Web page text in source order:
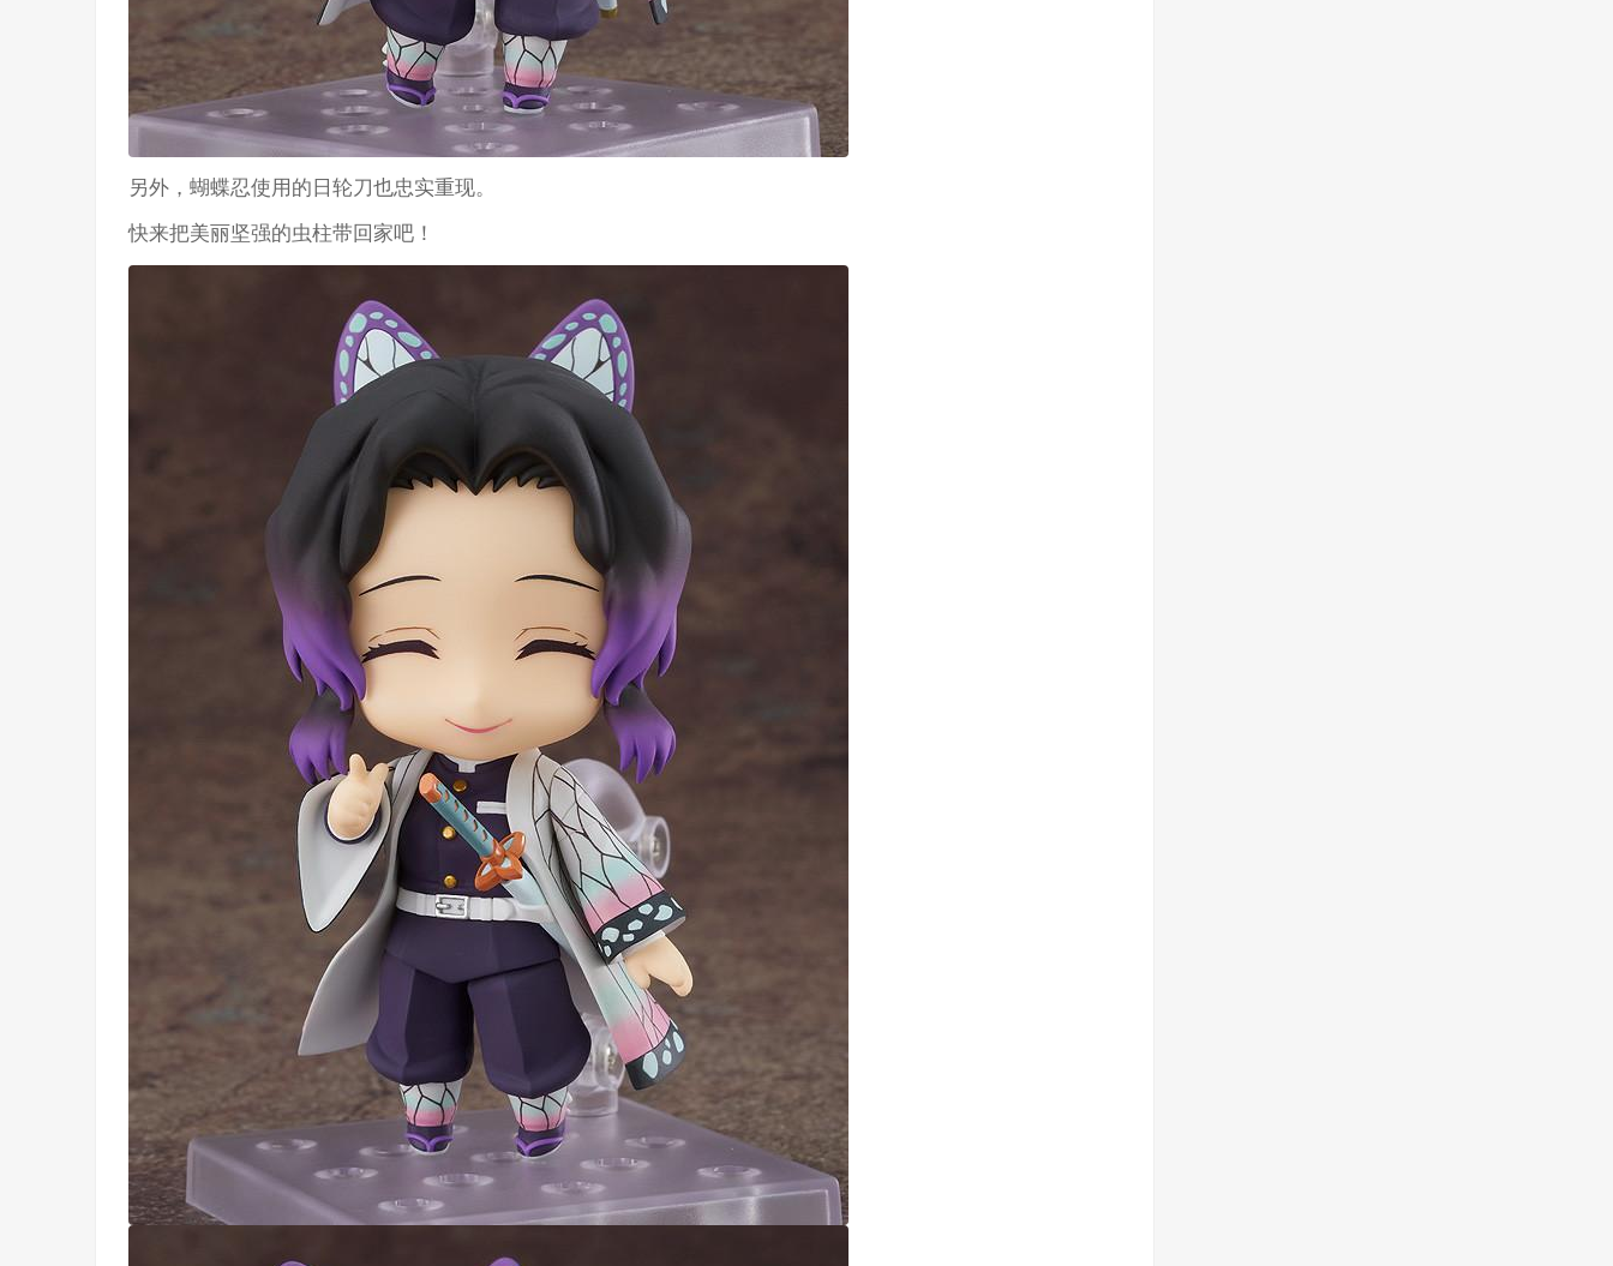
另外，蝴蝶忍使用的日轮刀也忠实重现。
快来把美丽坚强的虫柱带回家吧！